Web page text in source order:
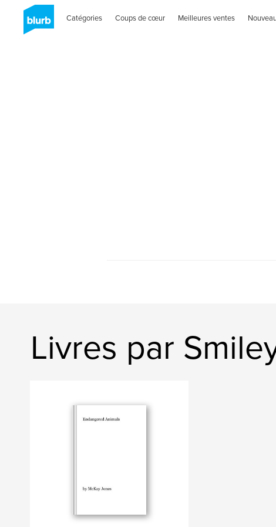
Catégories Coups de cœur Meilleures ventes
Livres par